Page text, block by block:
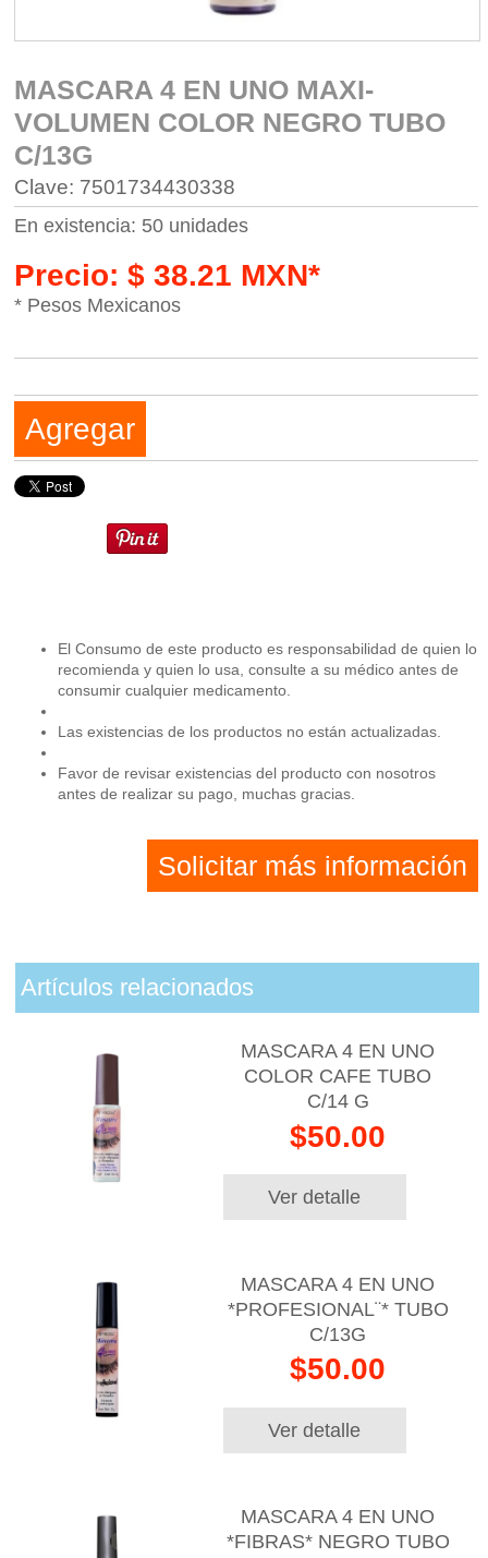
MASCARA 4 EN UNO MAXI-
VOLUMEN COLOR NEGRO TUBO
C/13G
Clave: 7501734430338
En existencia: 50 unidades
Precio: $ 38.21 MXN*
* Pesos Mexicanos
Agregar
El Consumo de este producto es responsabilidad de quien lo
recomienda y quien lo usa, consulte a su médico antes de
consumir cualquier medicamento.
Las existencias de los productos no están actualizadas.
Favor de revisar existencias del producto con nosotros
antes de realizar su pago, muchas gracias.
Solicitar más información
Artículos relacionados
MASCARA 4 EN UNO
COLOR CAFE TUBO
C/14 G
$50.00
Ver detalle
MASCARA 4 EN UNO
*PROFESIONAL¨* TUBO
C/13G
$50.00
Ver detalle
MASCARA 4 EN UNO
*FIBRAS* NEGRO TUBO